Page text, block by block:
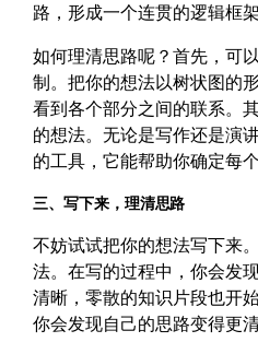
路，形成一个连贯的逻辑框架
如何理清思路呢？首先，可
制。把你的想法以树状图的
看到各个部分之间的联系。
的想法。无论是写作还是演
的工具，它能帮助你确定每
三、写下来，理清思路
不妨试试把你的想法写下来
法。在写的过程中，你会发
清晰，零散的知识片段也开
你会发现自己的思路变得更